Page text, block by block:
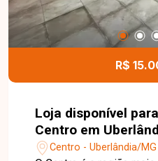
excelente oportunidade
empresa em uma das
movimentadas de
contato com nossa
R$
Loja disponível
Centro em
Centro - Uberlândia/MG